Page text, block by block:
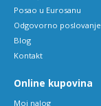
Posao u Eurosanu
Odgovorno poslovanje
Blog
Kontakt
Online kupovina
Moj nalog